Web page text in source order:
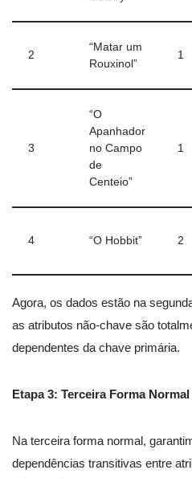
2
“Matar um
Rouxinol”
1
3
“O
Apanhador
no Campo
de
Centeio”
1
4 “O Hobbit” 2
Agora, os dados estão na
as atributos não-chave são
dependentes da chave primária.
Etapa 3: Terceira Forma Normal
Na terceira forma normal,
dependências transitivas entre